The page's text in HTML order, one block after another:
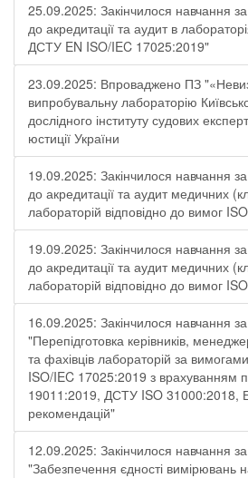
25.09.2025: Закінчилося навчання
до акредитації та аудит в
ДСТУ EN ISO/IEC 17025:2019"
23.09.2025: Впроваджено ПЗ
випробувальну лабораторію
дослідного інституту судових
юстиції України
19.09.2025: Закінчилося навчання
до акредитації та аудит медичних
лабораторій відповідно до вимог
19.09.2025: Закінчилося навчання
до акредитації та аудит медичних
лабораторій відповідно до вимог
16.09.2025: Закінчилося навчання
"Перепідготовка керівників,
та фахівців лабораторій за
ISO/IEC 17025:2019 з врахуванням
19011:2019, ДСТУ ISO 31000:2018,
рекомендацій"
12.09.2025: Закінчилося навчання
"Забезпечення єдності вимірювань